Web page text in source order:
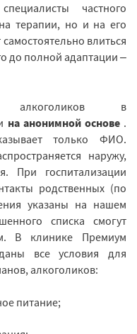
частного
терапии, но и на его
влиться
до полной адаптации –
алкоголиков в
на анонимной основе .
только ФИО.
наружу,
При госпитализации
родственных (по
указаны на нашем
списка смогут
В клинике Премиум
все условия для
алкоголиков:
питание;